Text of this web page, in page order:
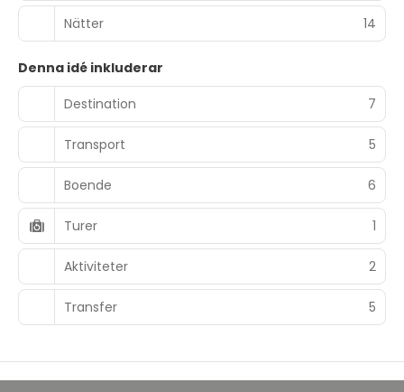
Nätter 14
Denna idé inkluderar
Destination
7
Transport 5
Boende 6
Turer 1
Aktiviteter 2
Transfer 5